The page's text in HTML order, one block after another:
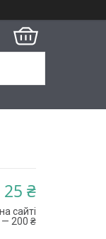
25 ₴
сайті
— 200 ₴